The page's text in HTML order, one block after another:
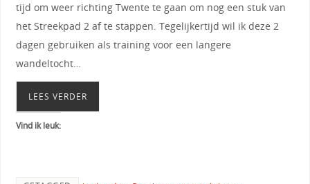
tijd om weer richting Twente te gaan om nog een stuk van
het Streekpad 2 af te stappen. Tegelijkertijd wil ik deze 2
dagen gebruiken als training voor een langere
wandeltocht…
LEES VERDER
Vind ik leuk: